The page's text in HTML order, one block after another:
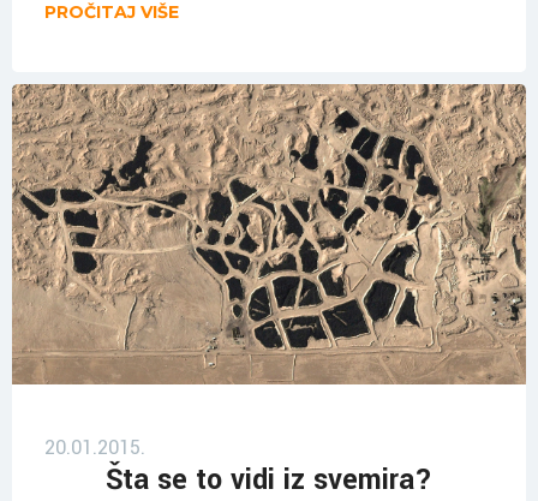
PROČITAJ VIŠE
20.01.2015.
Šta se to vidi iz svemira?